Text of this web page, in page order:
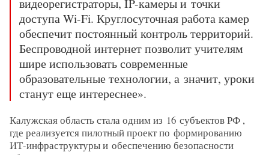
доступа Wi-Fi. Круглосуточная работа камер
обеспечит постоянный контроль территорий.
Беспроводной интернет позволит учителям
шире использовать современные
образовательные технологии, а значит, уроки
станут еще интереснее».
Калужская область стала одним из 16 субъектов РФ ,
где реализуется пилотный проект по формированию
ИТ-инфраструктуры и обеспечению безопасности